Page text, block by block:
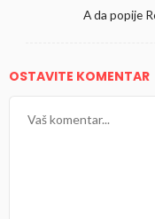
A da popije
OSTAVITE KOMENTAR